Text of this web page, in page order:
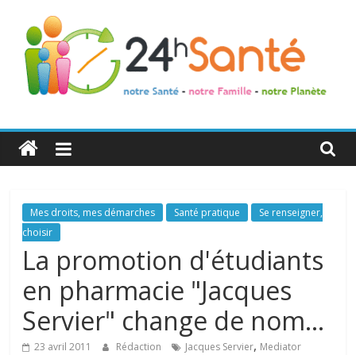
24h
Santé
La
santé
de
toute
famille
Mes droits, mes démarches Santé pratique
Se renseigner,
choisir
La promotion d'étudiants
en pharmacie "Jacques
Servier" change de nom…
23 avril 2011 Rédaction Jacques Servier, Mediator